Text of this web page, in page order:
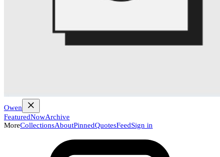
Owen
FeaturedNowArchive
MoreCollectionsAboutPinnedQuotesFeedSign in